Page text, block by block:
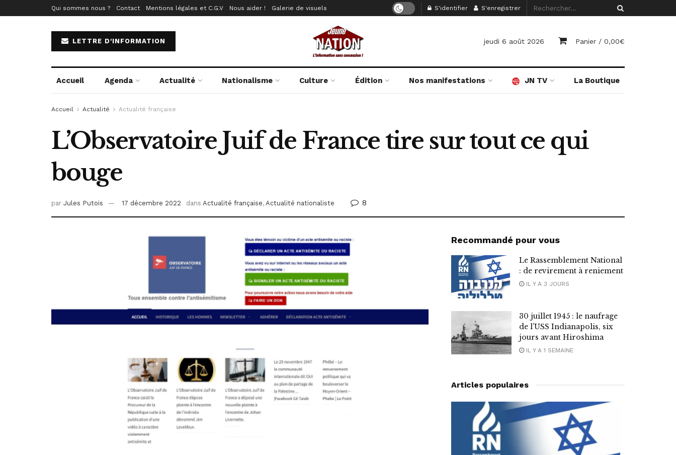
Qui sommes nous ? Contact Mentions légales et C.G.V Nous aider ! Galerie de visuels S'identifier S'enregistrer
LETTRE D'INFORMATION jeudi 6 août 2026 Panier / 0,00€
Accueil Agenda Actualité Nationalisme Culture Édition Nos manifestations JN TV La Boutique
Accueil Actualité Actualité française
L’Observatoire Juif de France tire sur tout ce qui
bouge
par Jules Putois 17 décembre 2022 dans Actualité française, Actualité nationaliste 8
Recommandé pour vous
Le Rassemblement National
: de revirement à reniement
IL Y A 3 JOURS
30 juillet 1945 : le naufrage
de l’USS Indianapolis, six
jours avant Hiroshima
IL Y A 1 SEMAINE
Articles populaires